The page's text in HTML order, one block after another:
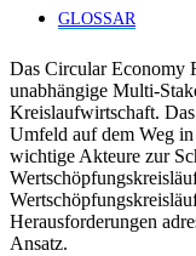
GLOSSAR
Das Circular Economy
unabhängige Multi-
Kreislaufwirtschaft.
Umfeld auf dem Weg
wichtige Akteure zur
Herausforderungen
Ansatz.